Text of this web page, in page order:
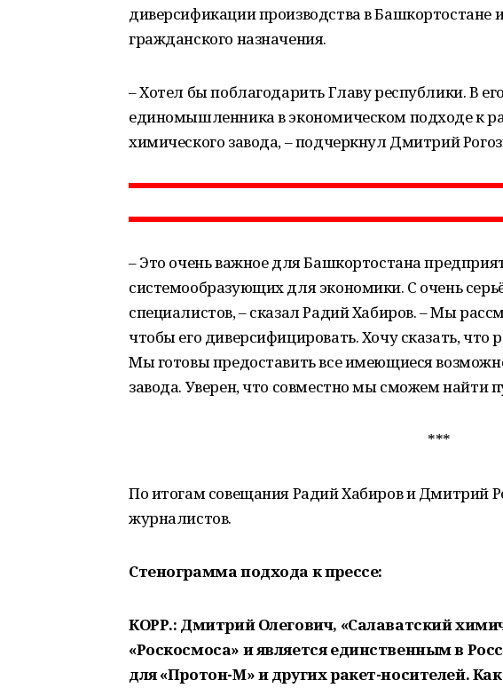
диверсификации производства в Башкортостане
гражданского назначения.
– Хотел бы поблагодарить Главу республики. В
единомышленника в экономическом подходе к
химического завода, – подчеркнул Дмитрий
– Это очень важное для Башкортостана
системообразующих для экономики. С очень
специалистов, – сказал Радий Хабиров. – Мы
чтобы его диверсифицировать. Хочу сказать, что
Мы готовы предоставить все имеющиеся
завода. Уверен, что совместно мы сможем найти
***
По итогам совещания Радий Хабиров и Дмитрий
журналистов.
Стенограмма подхода к прессе:
КОРР.: Дмитрий Олегович, «Салаватский
«Роскосмоса» и является единственным в
для «Протон-М» и других ракет-носителей.